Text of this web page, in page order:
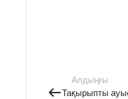
Алдыңғы
Тақырыпты